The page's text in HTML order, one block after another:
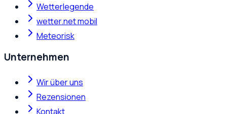
Wetterlegende
wetter.net mobil
Meteorisk
Unternehmen
Wir über uns
Rezensionen
Kontakt